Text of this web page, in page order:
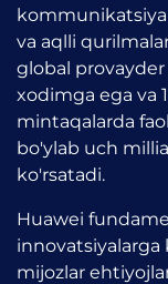
kommunikatsiya
va aqlli
global
xodimga ega va
mintaqalarda
bo'ylab uch
ko'rsatadi.
Huawei
mijozlar